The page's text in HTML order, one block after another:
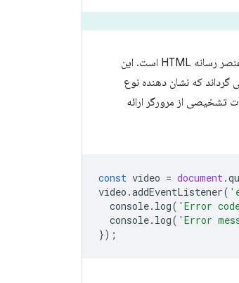
در عنصر رسانه HTML است. این
گرداند که نشان دهنده نوع
تشخیصی از مرورگر ارائه
const video = document.
video .addEventListener(
console. log( 'Error
console. log( 'Error
});